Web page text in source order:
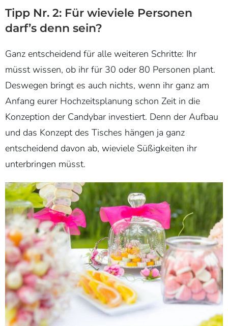
Tipp Nr. 2: Für wieviele Personen
darf’s denn sein?
Ganz entscheidend für alle weiteren Schritte: Ihr
müsst wissen, ob ihr für 30 oder 80 Personen plant.
Deswegen bringt es auch nichts, wenn ihr ganz am
Anfang eurer Hochzeitsplanung schon Zeit in die
Konzeption der Candybar investiert. Denn der Aufbau
und das Konzept des Tisches hängen ja ganz
entscheidend davon ab, wieviele Süßigkeiten ihr
unterbringen müsst.